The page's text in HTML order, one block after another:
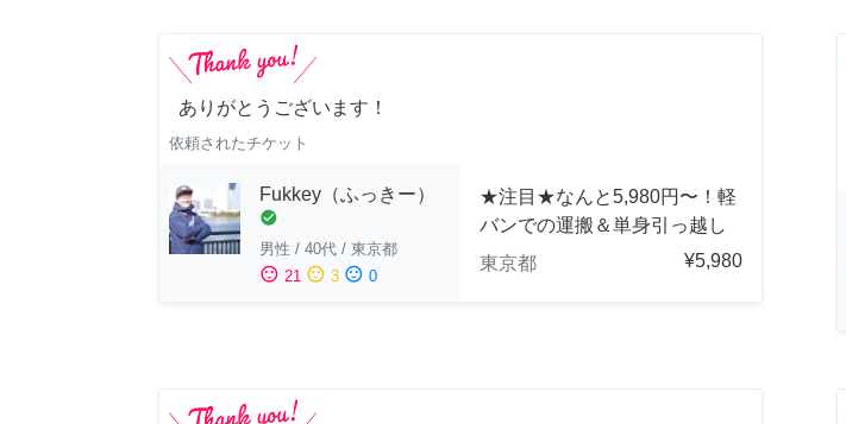
ありがとうございます！
依頼されたチケット
Fukkey（ふっきー）
check_circle
男性 / 40代 / 東京都
sentiment_satisfied 21 sentiment_neutral 3 sentiment_dissatisfied 0
★注目★なんと5,980円〜！軽
バンでの運搬＆単身引っ越し
東京都
¥5,980